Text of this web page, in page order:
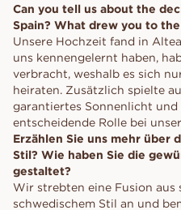
Can you tell us about the
Spain? What drew you to
Unsere Hochzeit fand in
uns kennengelernt haben,
verbracht, weshalb es sich
heiraten. Zusätzlich spielte
garantiertes Sonnenlicht und
entscheidende Rolle bei
Erzählen Sie uns mehr über
Stil? Wie haben Sie die
gestaltet?
Wir strebten eine Fusion aus
schwedischem Stil an und